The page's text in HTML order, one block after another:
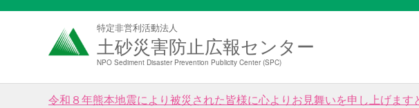
特定非営利活動法人
土砂災害防止広報センター
NPO Sediment Disaster Prevention Publicity Center (SPC)
令和８年熊本地震により被災された皆様に心よりお見舞いを申し上げます